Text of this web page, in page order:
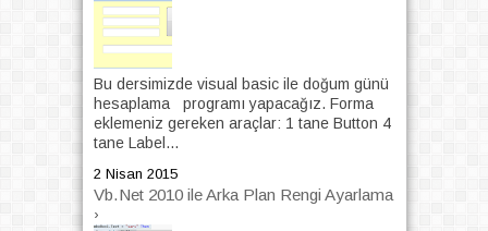
Bu dersimizde visual basic ile doğum günü
hesaplama programı yapacağız. Forma
eklemeniz gereken araçlar: 1 tane Button 4
tane Label...
2 Nisan 2015
Vb.Net 2010 ile Arka Plan Rengi Ayarlama
›